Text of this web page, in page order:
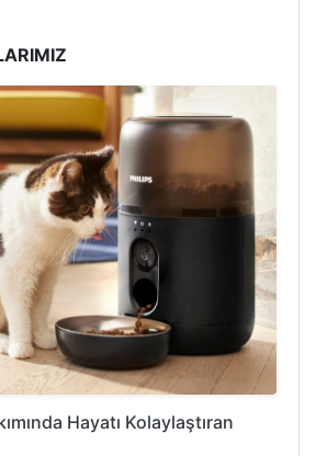
Hayatı Kolaylaştıran